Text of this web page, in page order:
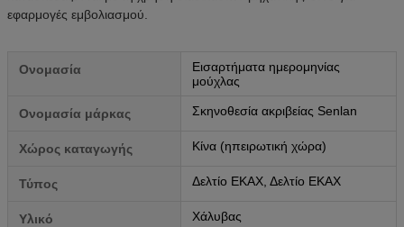
εφαρμογές εμβολιασμού.
Ονομασία
Εισαρτήματα ημερομηνίας
μούχλας
Ονομασία μάρκας Σκηνοθεσία ακριβείας Senlan
Χώρος καταγωγής Κίνα (ηπειρωτική χώρα)
Τύπος Δελτίο ΕΚΑΧ, Δελτίο ΕΚΑΧ
Υλικό Χάλυβας